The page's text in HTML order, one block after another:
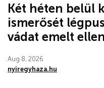
Két héten belül
ismerősét
vádat emelt
Aug 8, 2026
nyiregyhaza.hu